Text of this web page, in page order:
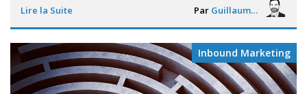
Lire la Suite Par Guillaume Vigneron
Inbound Marketing